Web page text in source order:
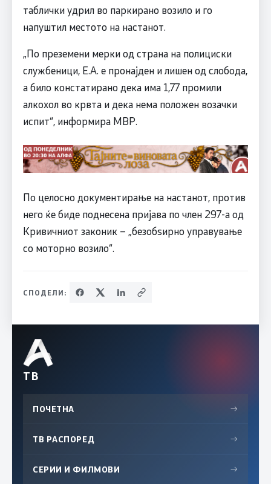
таблички удрил во паркирано возило и го
напуштил местото на настанот.
„По преземени мерки од страна на полициски
службеници, Е.А. е пронајден и лишен од слобода,
а било констатирано дека има 1,77 промили
алкохол во крвта и дека нема положен возачки
испит“, информира МВР.
По целосно документирање на настанот, против
него ќе биде поднесена пријава по член 297-а од
Кривичниот законик – „безобѕирно управување
со моторно возило“.
СПОДЕЛИ:
ТВ
ПОЧЕТНА →
ТВ РАСПОРЕД →
СЕРИИ И ФИЛМОВИ →